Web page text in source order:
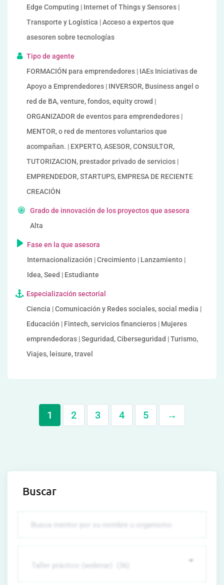
Edge Computing | Internet of Things y Sensores |
Transporte y Logística | Acceso a expertos que
asesoren sobre tecnologías
Tipo de agente
FORMACIÓN para emprendedores | IAEs Iniciativas de
Apoyo a Emprendedores | INVERSOR, Business angel o
red de BA, venture, fondos, equity crowd |
ORGANIZADOR de eventos para emprendedores |
MENTOR, o red de mentores voluntarios que
acompañan. | EXPERTO, ASESOR, CONSULTOR,
TUTORIZACION, prestador privado de servicios |
EMPRENDEDOR, STARTUPS, EMPRESA DE RECIENTE
CREACIÓN
Grado de innovación de los proyectos que asesora
Alta
Fase en la que asesora
Internacionalización | Crecimiento | Lanzamiento |
Idea, Seed | Estudiante
Especialización sectorial
Ciencia | Comunicación y Redes sociales, social media |
Educación | Fintech, servicios financieros | Mujeres
emprendedoras | Seguridad, Ciberseguridad | Turismo,
Viajes, leisure, travel
1 2 3 4 5 →
Buscar